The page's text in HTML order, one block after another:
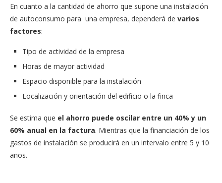
En cuanto a la cantidad de ahorro que supone una instalación
de autoconsumo para una empresa, dependerá de varios
factores:
Tipo de actividad de la empresa
Horas de mayor actividad
Espacio disponible para la instalación
Localización y orientación del edificio o la finca
Se estima que el ahorro puede oscilar entre un 40% y un
60% anual en la factura. Mientras que la financiación de los
gastos de instalación se producirá en un intervalo entre 5 y 10
años.